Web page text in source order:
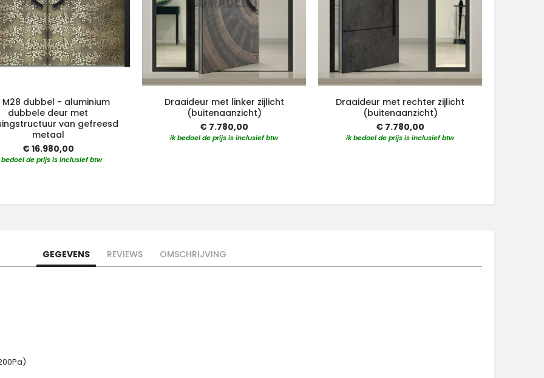
M28 dubbel - aluminium
dubbele deur met
van gefreesd
metaal
€ 16.980,00
de prijs is inclusief btw
Draaideur met linker zijlicht
(buitenaanzicht)
€ 7.780,00
ik bedoel de prijs is inclusief btw
Draaideur met rechter zijlicht
(buitenaanzicht)
€ 7.780,00
ik bedoel de prijs is inclusief btw
GEGEVENS REVIEWS OMSCHRIJVING